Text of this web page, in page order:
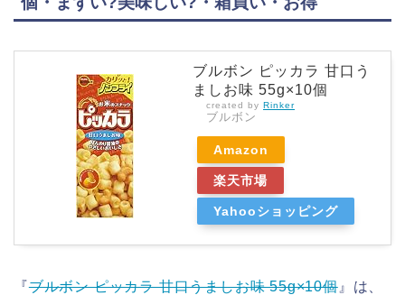
ブルボン ピッカラ 甘口う
ましお味 55g×10個
created by Rinker
ブルボン
Amazon
楽天市場
Yahooショッピング
『ブルボン ピッカラ 甘口うましお味 55g×10個』は、